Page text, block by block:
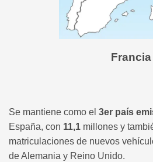
Francia
Se mantiene como el 3er país
España, con 11,1 millones y
matriculaciones de nuevos
de Alemania y Reino Unido.